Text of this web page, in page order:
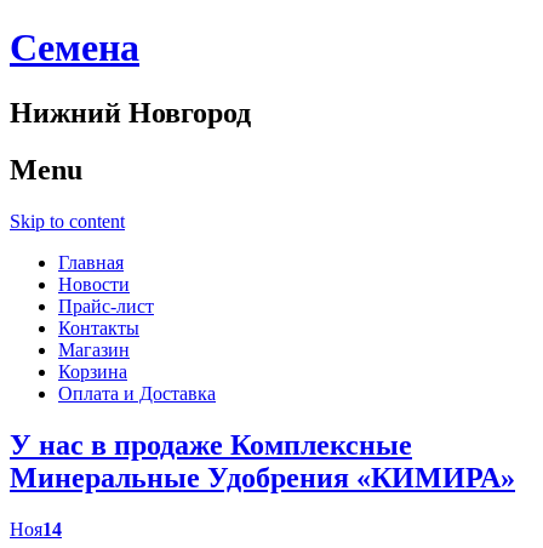
Cемена
Нижний Новгород
Menu
Skip to content
Главная
Новости
Прайс-лист
Контакты
Магазин
Корзина
Оплата и Доставка
У нас в продаже Комплексные
Минеральные Удобрения «КИМИРА»
Ноя14